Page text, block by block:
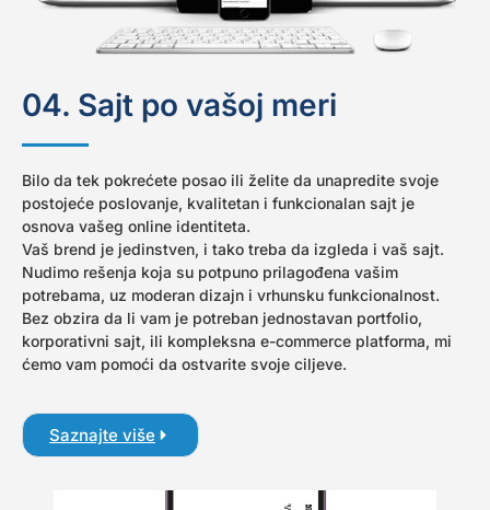
04. Sajt po vašoj meri
Bilo da tek pokrećete posao ili želite da unapredite svoje
postojeće poslovanje, kvalitetan i funkcionalan sajt je
osnova vašeg online identiteta.
Vaš brend je jedinstven, i tako treba da izgleda i vaš sajt.
Nudimo rešenja koja su potpuno prilagođena vašim
potrebama, uz moderan dizajn i vrhunsku funkcionalnost.
Bez obzira da li vam je potreban jednostavan portfolio,
korporativni sajt, ili kompleksna e-commerce platforma, mi
ćemo vam pomoći da ostvarite svoje ciljeve.
Saznajte više